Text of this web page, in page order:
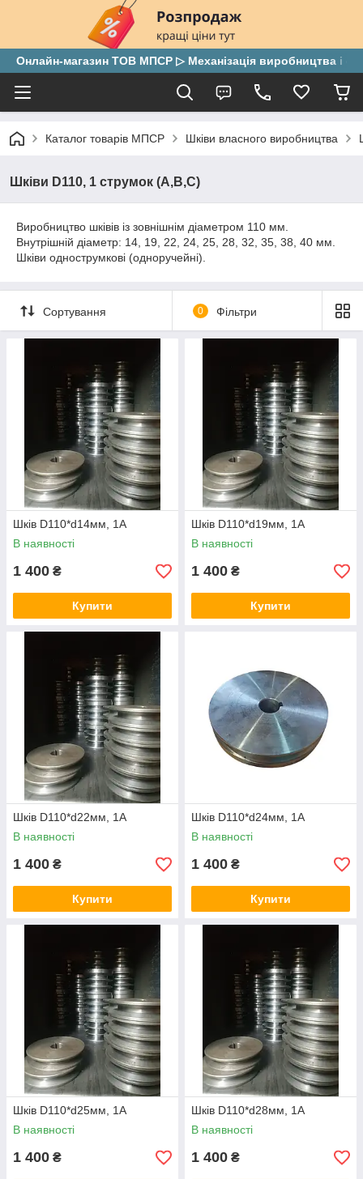
Онлайн-магазин ТОВ МПСР ▷ Механізація виробництва і
Каталог товарів МПСР Шківи власного виробництва
Шківи D110, 1 струмок (А,В,С)
Виробництво шківів із зовнішнім діаметром 110 мм.
Внутрішній діаметр: 14, 19, 22, 24, 25, 28, 32, 35, 38, 40 мм.
Шківи однострумкові (одноручейні).
Сортування 0 Фільтри
Шків D110*d14мм, 1А
В наявності
1 400 ₴
Купити
Шків D110*d19мм, 1А
В наявності
1 400 ₴
Купити
Шків D110*d22мм, 1А
В наявності
1 400 ₴
Купити
Шків D110*d24мм, 1А
В наявності
1 400 ₴
Купити
Шків D110*d25мм, 1А
В наявності
1 400 ₴
Шків D110*d28мм, 1А
В наявності
1 400 ₴